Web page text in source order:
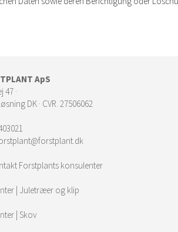
ApS
47 ·
DK · CVR. 27506062
Forstplants konsulenter
| Juletræer og klip
| Skov